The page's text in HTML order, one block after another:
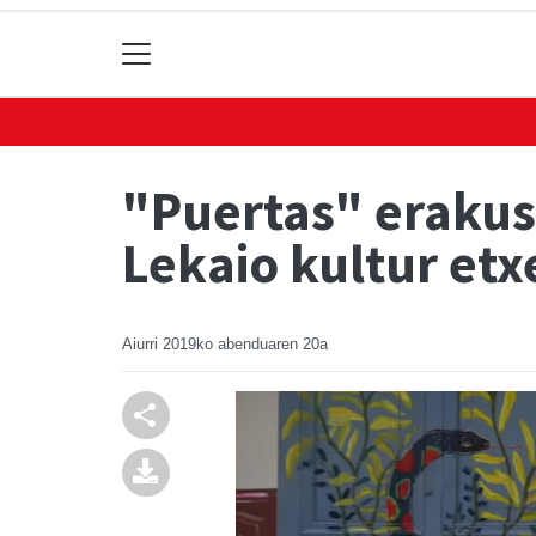
"Puertas"
Lekaio kultur
Aiurri 2019ko abenduaren 20a